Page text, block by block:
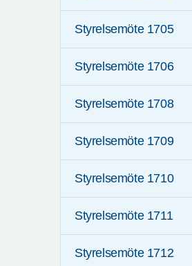
Styrelsemöte 1705
Styrelsemöte 1706
Styrelsemöte 1708
Styrelsemöte 1709
Styrelsemöte 1710
Styrelsemöte 1711
Styrelsemöte 1712